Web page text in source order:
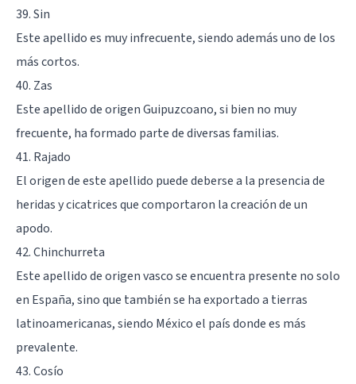
39. Sin
Este apellido es muy infrecuente, siendo además uno de los
más cortos.
40. Zas
Este apellido de origen Guipuzcoano, si bien no muy
frecuente, ha formado parte de diversas familias.
41. Rajado
El origen de este apellido puede deberse a la presencia de
heridas y cicatrices que comportaron la creación de un
apodo.
42. Chinchurreta
Este apellido de origen vasco se encuentra presente no solo
en España, sino que también se ha exportado a tierras
latinoamericanas, siendo México el país donde es más
prevalente.
43. Cosío